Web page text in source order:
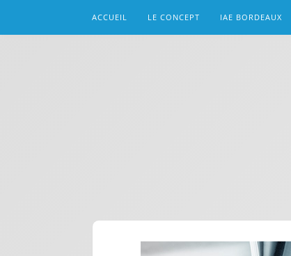
ACCUEIL LE CONCEPT IAE BORDEAUX